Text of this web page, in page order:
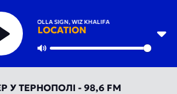
ZERB, TY DOLLA SIGN, WIZ KHALIFA
LOCATION
ТЕРНОПОЛІ - 98,6 FM